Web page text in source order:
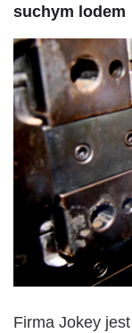
suchym lodem
Firma Jokey